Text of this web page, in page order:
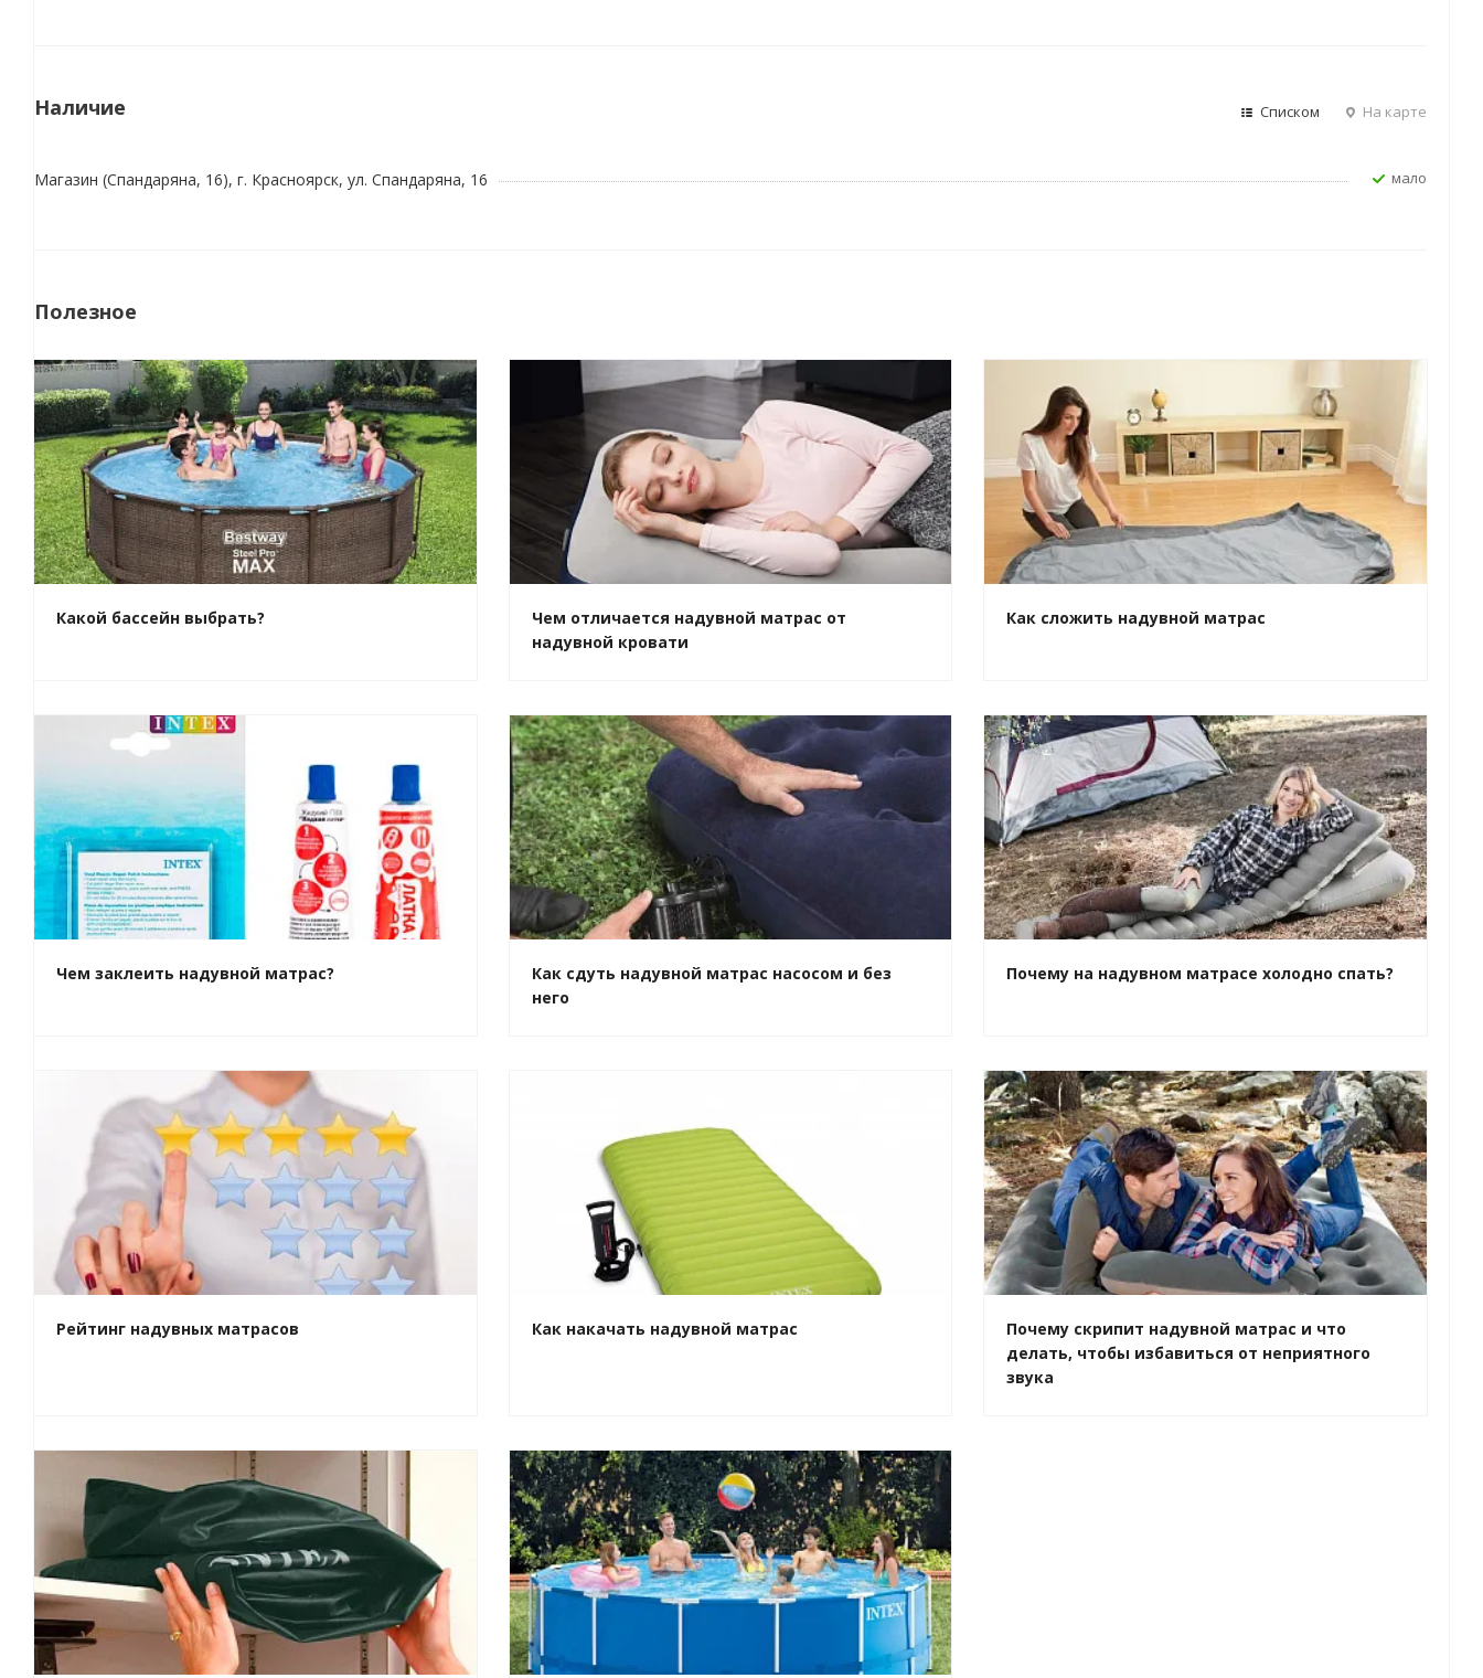
Наличие Списком На карте
Магазин (Спандаряна, 16), г. Красноярск, ул. Спандаряна, 16 Мало
Полезное
Какой бассейн выбрать?
Чем отличается надувной матрас от
надувной кровати
Как сложить надувной матрас
Чем заклеить надувной матрас?
Как сдуть надувной матрас насосом и без
него
Почему на надувном матрасе холодно спать?
Рейтинг надувных матрасов Как накачать надувной матрас
Почему скрипит надувной матрас и что
делать, чтобы избавиться от неприятного
звука